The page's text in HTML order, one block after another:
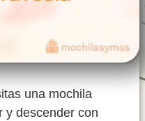
una mochila
y descender con